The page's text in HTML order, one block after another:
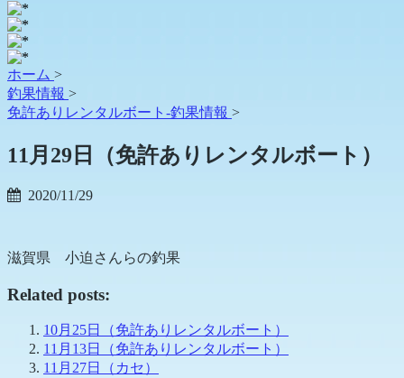
ホーム >
釣果情報 >
免許ありレンタルボート-釣果情報 >
11月29日（免許ありレンタルボート）
2020/11/29
滋賀県 小迫さんらの釣果
Related posts:
10月25日（免許ありレンタルボート）
11月13日（免許ありレンタルボート）
11月27日（カセ）